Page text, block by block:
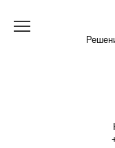
содержанию